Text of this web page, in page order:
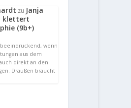
zu Janja
klettert
(9b+)
wenn
aus dem
direkt an den
Draußen braucht